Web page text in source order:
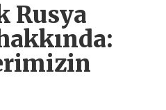
Rusya